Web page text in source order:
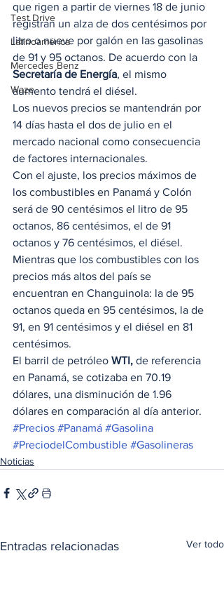
Test Drive
Latinoamérica
Mercedes Benz
Waze
que rigen a partir de viernes 18 de junio
registran un alza de dos centésimos por
litro o nueve por galón en las gasolinas
de 91 y 95 octanos. De acuerdo con la
Secretaría de Energía, el mismo
aumento tendrá el diésel.
Los nuevos precios se mantendrán por
14 días hasta el dos de julio en el
mercado nacional como consecuencia
de factores internacionales.
Con el ajuste, los precios máximos de
los combustibles en Panamá y Colón
será de 90 centésimos el litro de 95
octanos, 86 centésimos, el de 91
octanos y 76 centésimos, el diésel.
Mientras que los combustibles con los
precios más altos del país se
encuentran en Changuinola: la de 95
octanos queda en 95 centésimos, la de
91, en 91 centésimos y el diésel en 81
centésimos.
El barril de petróleo WTI, de referencia
en Panamá, se cotizaba en 70.19
dólares, una disminución de 1.96
dólares en comparación al día anterior.
#Precios #Panamá #Gasolina
#PreciodelCombustible #Gasolineras
Noticias
Entradas relacionadas Ver todo